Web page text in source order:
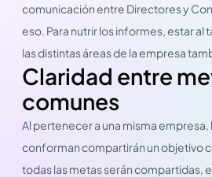
comunicación entre Directores y
eso. Para nutrir los informes, estar al
las distintas áreas de la empresa
Claridad entre
comunes
Al pertenecer a una misma empresa,
conforman compartirán un objetivo
todas las metas serán compartidas,